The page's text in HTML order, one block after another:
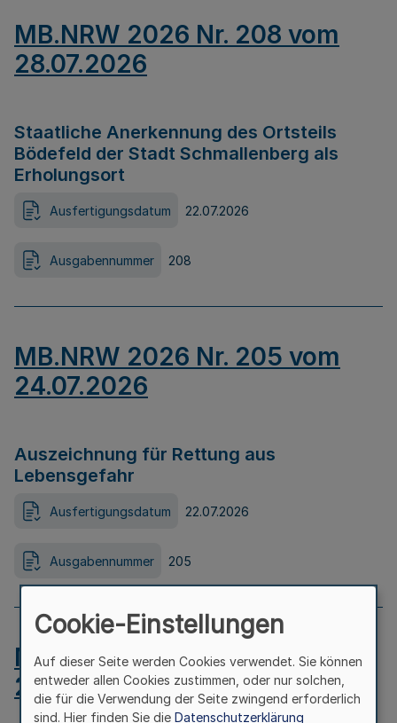
MB.NRW 2026 Nr. 208 vom
28.07.2026
Staatliche Anerkennung des Ortsteils
Bödefeld der Stadt Schmallenberg als
Erholungsort
Ausfertigungsdatum 22.07.2026
Ausgabennummer 208
MB.NRW 2026 Nr. 205 vom
24.07.2026
Auszeichnung für Rettung aus
Lebensgefahr
Ausfertigungsdatum 22.07.2026
Ausgabennummer 205
MB.NRW 2026 Nr. 204 vom
24.07.2026
Cookie-Einstellungen
Auf dieser Seite werden Cookies verwendet. Sie können
entweder allen Cookies zustimmen, oder nur solchen,
die für die Verwendung der Seite zwingend erforderlich
sind. Hier finden Sie die Datenschutzerklärung